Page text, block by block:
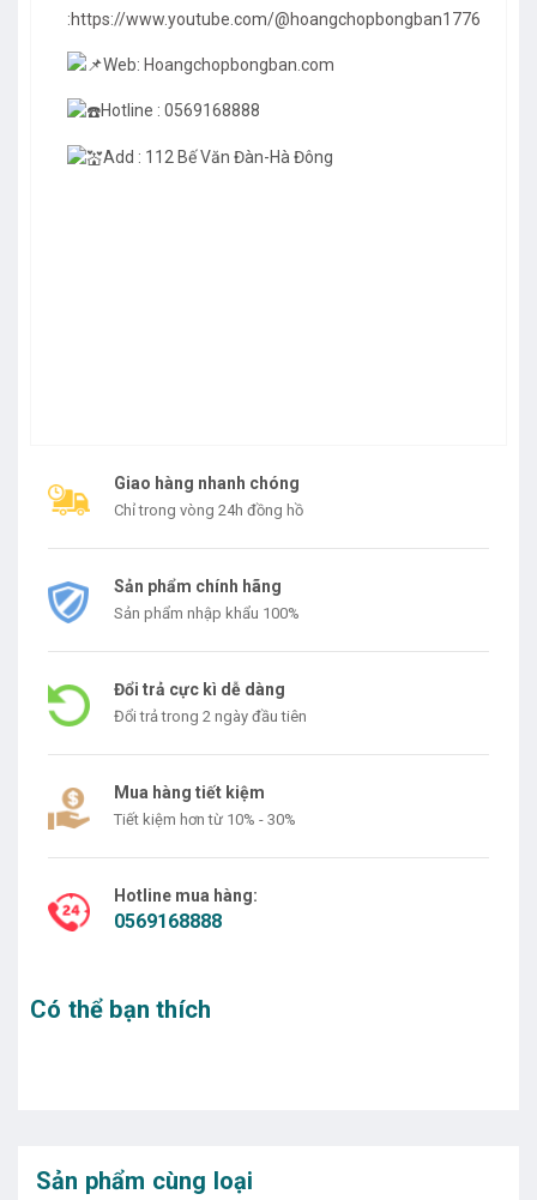
:https://www.youtube.com/@hoangchopbongban1776
Web: Hoangchopbongban.com
Hotline : 0569168888
Add : 112 Bế Văn Đàn-Hà Đông
Giao hàng nhanh chóng
Chỉ trong vòng 24h đồng hồ
Sản phẩm chính hãng
Sản phẩm nhập khẩu 100%
Đổi trả cực kì dễ dàng
Đổi trả trong 2 ngày đầu tiên
Mua hàng tiết kiệm
Tiết kiệm hơn từ 10% - 30%
Hotline mua hàng:
0569168888
Có thể bạn thích
Sản phẩm cùng loại